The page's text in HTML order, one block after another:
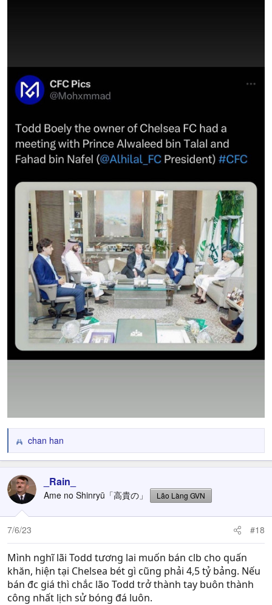
R
e
c
t
i
o
n
s
chan han
_Rain_
Ame no Shinryū「高貴の」 Lão Làng GVN
7/6/23 #18
Mình nghĩ lãi Todd tương lai muốn bán clb cho quấn
khăn, hiện tại Chelsea bét gì cũng phải 4,5 tỷ bảng. Nếu
bán đc giá thì chắc lão Todd trở thành tay buôn thành
công nhất lịch sử bóng đá luôn.